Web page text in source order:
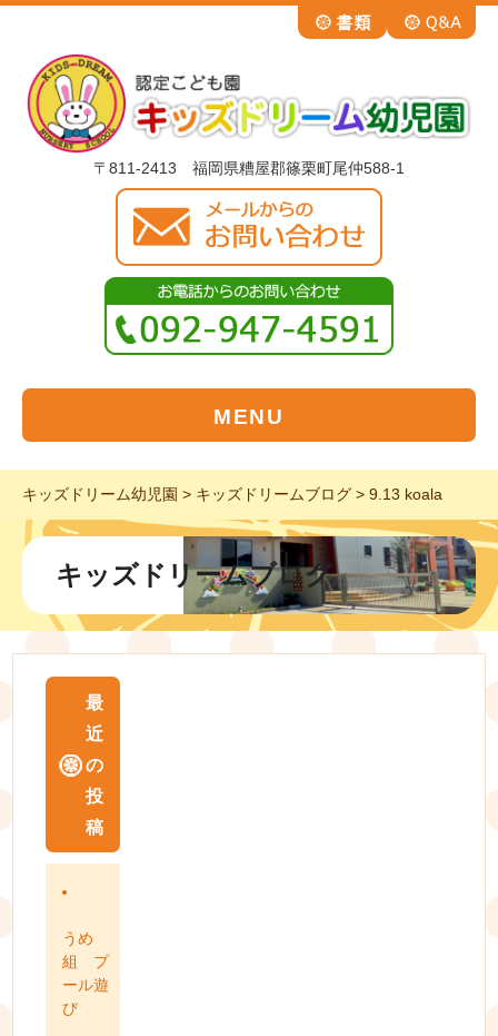
〒811-2413 福岡県糟屋郡篠栗町尾仲588-1
MENU
キッズドリーム幼児園 > キッズドリームブログ > 9.13 koala
キッズドリームブログ
最
近
の
投
稿
うめ
組 プ
ール遊
び